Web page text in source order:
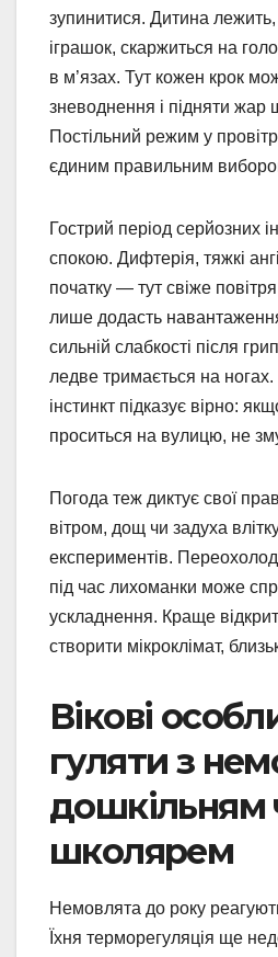
зупинитися. Дитина лежить,
іграшок, скаржиться на
в м’язах. Тут кожен крок
зневоднення і підняти
Постільний режим у
єдиним правильним
Гострий період серйозних
спокою. Дифтерія, тяжкі
початку — тут свіже
лише додасть
сильній слабкості після
ледве тримається на ногах.
інстинкт підказує вірно:
проситься на вулицю, не
Погода теж диктує свої
вітром, дощ чи задуха
експериментів.
під час лихоманки може
ускладнення. Краще
створити мікроклімат,
Вікові
гуляти з
дошкільням
школярем
Немовлята до року
Їхня терморегуляція ще